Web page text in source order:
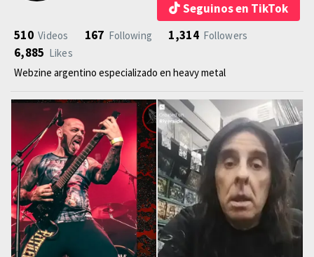
Seguinos en TikTok
510 Videos 167 Following 1,314 Followers
6,885 Likes
Webzine argentino especializado en heavy metal